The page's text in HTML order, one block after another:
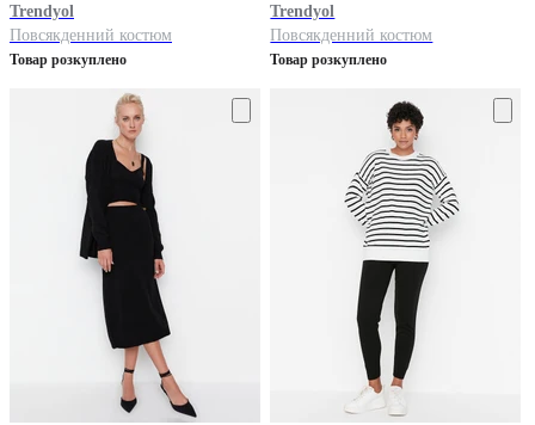
Trendyol
Повсякденний костюм
Товар розкуплено
Trendyol
Повсякденний костюм
Товар розкуплено